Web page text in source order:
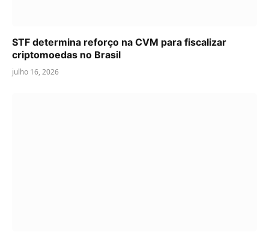
STF determina reforço na CVM para fiscalizar
criptomoedas no Brasil
julho 16, 2026